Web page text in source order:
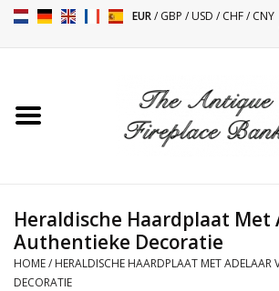
EUR/GBP /USD /CHF/CNY
Toebehoren
Kacheltjes
Heraldische Haardplaat Met
Authentieke Decoratie
HOME/ HERALDISCHE HAARDPLAAT MET ADELAAR
DECORATIE